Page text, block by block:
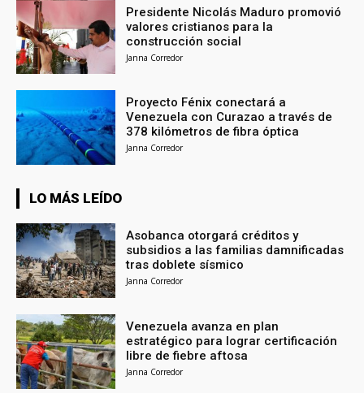
Presidente Nicolás Maduro promovió
valores cristianos para la
construcción social
Janna Corredor
Proyecto Fénix conectará a
Venezuela con Curazao a través de
378 kilómetros de fibra óptica
Janna Corredor
LO MÁS LEÍDO
Asobanca otorgará créditos y
subsidios a las familias damnificadas
tras doblete sísmico
Janna Corredor
Venezuela avanza en plan
estratégico para lograr certificación
libre de fiebre aftosa
Janna Corredor